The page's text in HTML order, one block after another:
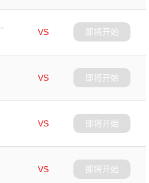
VS
即将开始
VS
即将开始
VS
即将开始
VS
即将开始